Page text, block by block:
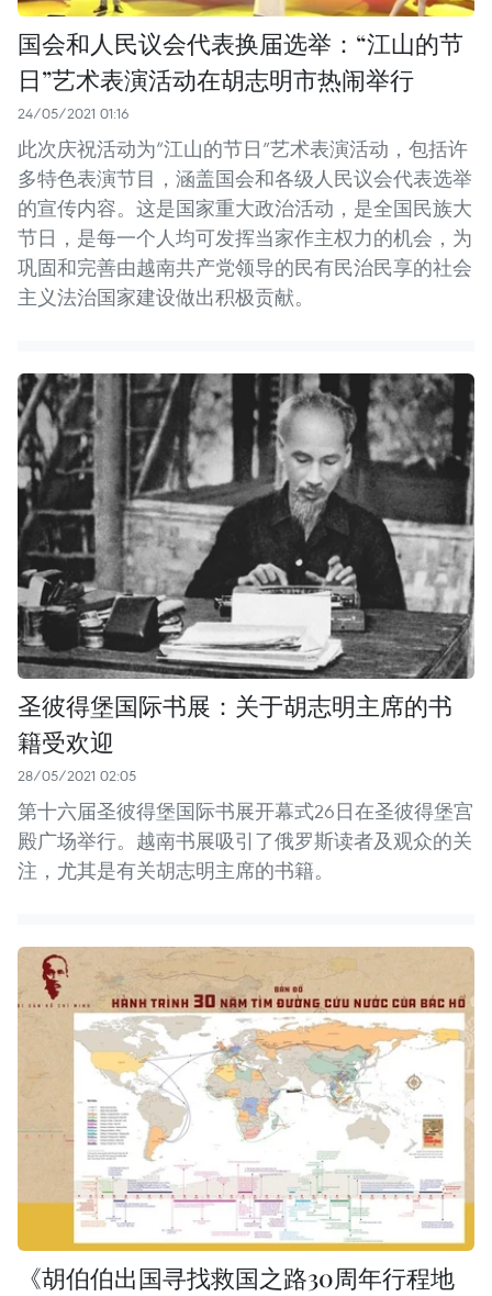
国会和人民议会代表换届选举：“江山的节
日”艺术表演活动在胡志明市热闹举行
24/05/2021 01:16
此次庆祝活动为“江山的节日”艺术表演活动，包括许
多特色表演节目，涵盖国会和各级人民议会代表选举
的宣传内容。这是国家重大政治活动，是全国民族大
节日，是每一个人均可发挥当家作主权力的机会，为
巩固和完善由越南共产党领导的民有民治民享的社会
主义法治国家建设做出积极贡献。
圣彼得堡国际书展：关于胡志明主席的书
籍受欢迎
28/05/2021 02:05
第十六届圣彼得堡国际书展开幕式26日在圣彼得堡宫
殿广场举行。越南书展吸引了俄罗斯读者及观众的关
注，尤其是有关胡志明主席的书籍。
《胡伯伯出国寻找救国之路30周年行程地